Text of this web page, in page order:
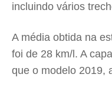
incluindo vários
A média obtida na
foi de 28 km/l. A
que o modelo 2019,